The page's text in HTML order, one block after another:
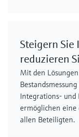
Steigern
reduzieren
Mit den
Integrations- und
ermöglichen
allen Beteiligten.